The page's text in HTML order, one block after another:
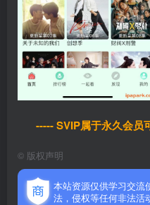
----- SVIP属于永久会员
© 版权声明
本站资源仅供学习交流
法，侵权等任何非法活